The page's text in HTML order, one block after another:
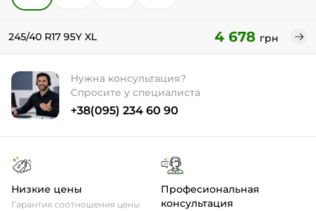
245/40 R17 95Y XL 4 678 грн
Нужна консультация?
Спросите у специалиста
+38(095) 234 60 90
Низкие цены
Гарантия соотношения цены
Професиональная
консультация